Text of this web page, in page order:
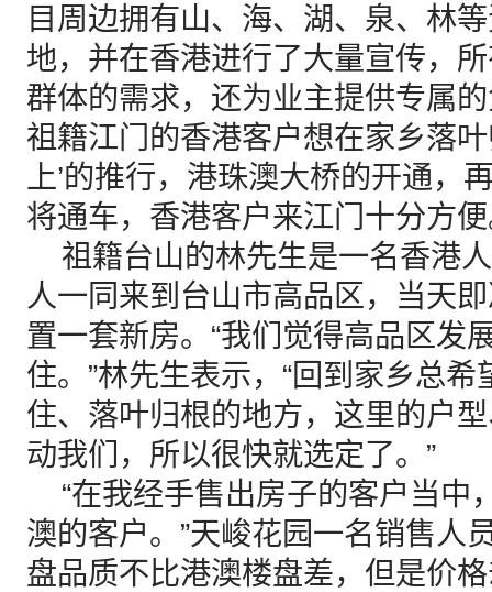
目周边拥有山、海、湖、泉、林
地，并在香港进行了大量宣传，
群体的需求，还为业主提供专属
祖籍江门的香港客户想在家乡落
上’的推行，港珠澳大桥的开通，
将通车，香港客户来江门十分方便
祖籍台山的林先生是一名香港人
人一同来到台山市高品区，当天
置一套新房。“我们觉得高品区发
住。”林先生表示，“回到家乡总
住、落叶归根的地方，这里的户
动我们，所以很快就选定了。”
“在我经手售出房子的客户当中
澳的客户。”天峻花园一名销售人
盘品质不比港澳楼盘差，但是价